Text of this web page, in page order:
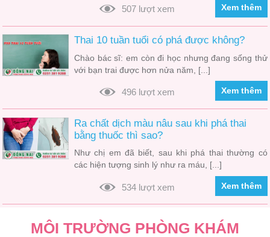
507 lượt xem Xem thêm
Thai 10 tuần tuổi có phá được không?
Chào bác sĩ: em còn đi học nhưng đang sống thử
với bạn trai được hơn nửa năm, [...]
496 lượt xem Xem thêm
Ra chất dịch màu nâu sau khi phá thai
bằng thuốc thì sao?
Như chị em đã biết, sau khi phá thai thường có
các hiện tượng sinh lý như ra máu, [...]
534 lượt xem Xem thêm
MÔI TRƯỜNG PHÒNG KHÁM